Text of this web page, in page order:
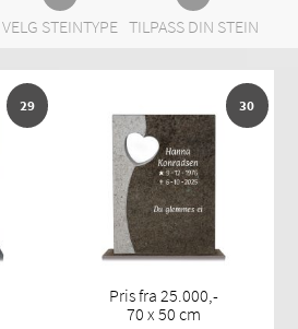
VELG STEINTYPE TILPASS DIN STEIN
29 30
Pris fra 25.000,-
70 x 50 cm